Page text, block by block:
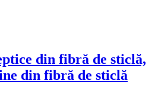
din fibră de sticlă,
din fibră de sticlă